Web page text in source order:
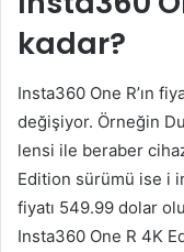
kadar?
Insta360 One R’ın
değişiyor. Örneğin
lensi ile beraber
Edition sürümü ise i
fiyatı 549.99 dolar
Insta360 One R 4K